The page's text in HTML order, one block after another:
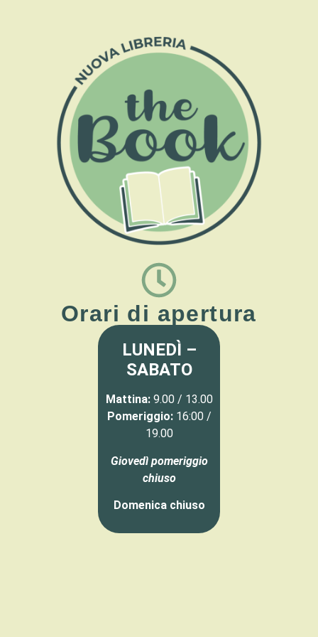
Orari di apertura
LUNEDÌ –
SABATO
Mattina:9.00 / 13.00
Pomeriggio:16:00 /
19.00
Giovedì pomeriggio
chiuso
Domenica chiuso